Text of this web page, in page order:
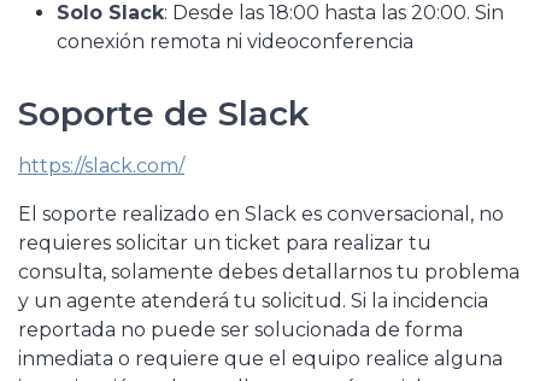
Solo Slack: Desde las 18:00 hasta las 20:00. Sin
conexión remota ni videoconferencia
Soporte de Slack
https://slack.com/
El soporte realizado en Slack es conversacional, no
requieres solicitar un ticket para realizar tu
consulta, solamente debes detallarnos tu problema
y un agente atenderá tu solicitud. Si la incidencia
reportada no puede ser solucionada de forma
inmediata o requiere que el equipo realice alguna